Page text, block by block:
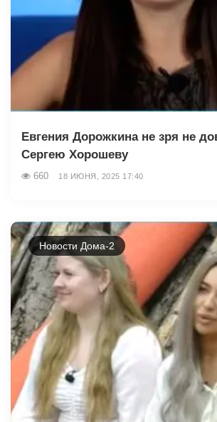
Евгения Дорожкина не зря не
Сергею Хорошеву
660 18 ИЮНЯ, 2025 17:40
Новости Дома-2